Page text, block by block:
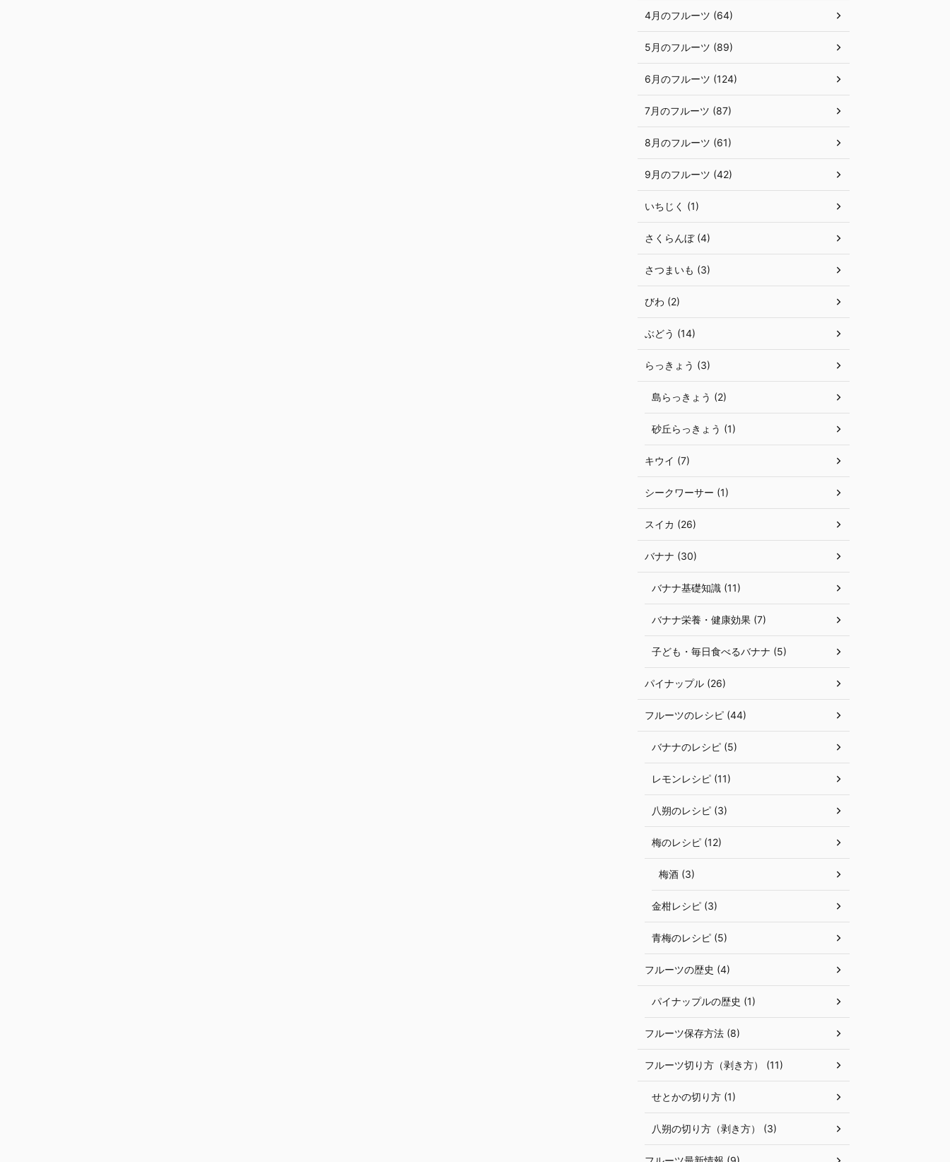
4月のフルーツ (64)
5月のフルーツ (89)
6月のフルーツ (124)
7月のフルーツ (87)
8月のフルーツ (61)
9月のフルーツ (42)
いちじく (1)
さくらんぼ (4)
さつまいも (3)
びわ (2)
ぶどう (14)
らっきょう (3)
島らっきょう (2)
砂丘らっきょう (1)
キウイ (7)
シークワーサー (1)
スイカ (26)
バナナ (30)
バナナ基礎知識 (11)
バナナ栄養・健康効果 (7)
子ども・毎日食べるバナナ (5)
パイナップル (26)
フルーツのレシピ (44)
バナナのレシピ (5)
レモンレシピ (11)
八朔のレシピ (3)
梅のレシピ (12)
梅酒 (3)
金柑レシピ (3)
青梅のレシピ (5)
フルーツの歴史 (4)
パイナップルの歴史 (1)
フルーツ保存方法 (8)
フルーツ切り方（剥き方） (11)
せとかの切り方 (1)
八朔の切り方（剥き方） (3)